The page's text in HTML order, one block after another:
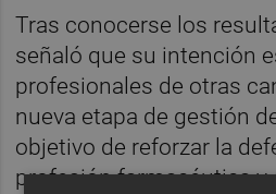
Tras conocerse los
señaló que su intención
profesionales de otras
nueva etapa de gestión
objetivo de reforzar la
profesión farmacéutica y